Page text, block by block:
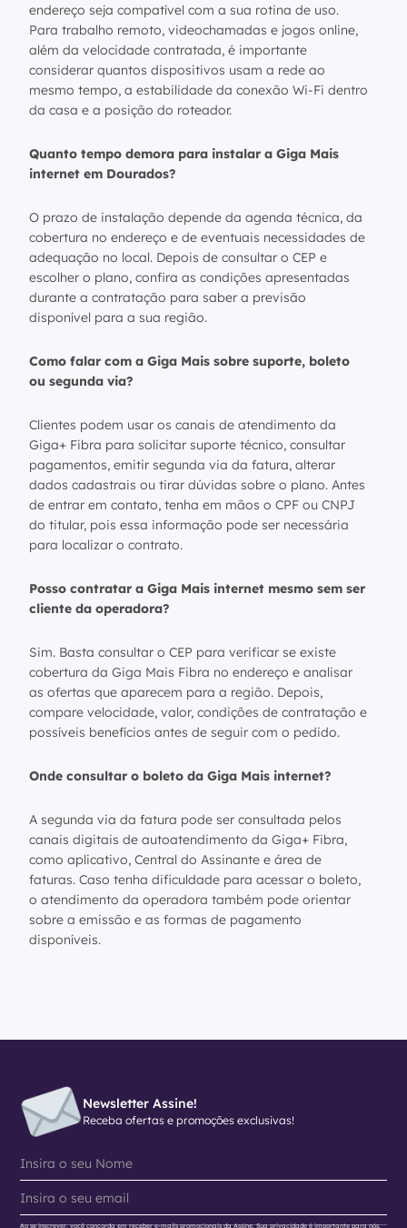
endereço seja compatível com a sua rotina de uso.
Para trabalho remoto, videochamadas e jogos online,
além da velocidade contratada, é importante
considerar quantos dispositivos usam a rede ao
mesmo tempo, a estabilidade da conexão Wi-Fi dentro
da casa e a posição do roteador.
Quanto tempo demora para instalar a Giga Mais
internet em Dourados?
O prazo de instalação depende da agenda técnica, da
cobertura no endereço e de eventuais necessidades de
adequação no local. Depois de consultar o CEP e
escolher o plano, confira as condições apresentadas
durante a contratação para saber a previsão
disponível para a sua região.
Como falar com a Giga Mais sobre suporte, boleto
ou segunda via?
Clientes podem usar os canais de atendimento da
Giga+ Fibra para solicitar suporte técnico, consultar
pagamentos, emitir segunda via da fatura, alterar
dados cadastrais ou tirar dúvidas sobre o plano. Antes
de entrar em contato, tenha em mãos o CPF ou CNPJ
do titular, pois essa informação pode ser necessária
para localizar o contrato.
Posso contratar a Giga Mais internet mesmo sem ser
cliente da operadora?
Sim. Basta consultar o CEP para verificar se existe
cobertura da Giga Mais Fibra no endereço e analisar
as ofertas que aparecem para a região. Depois,
compare velocidade, valor, condições de contratação e
possíveis benefícios antes de seguir com o pedido.
Onde consultar o boleto da Giga Mais internet?
A segunda via da fatura pode ser consultada pelos
canais digitais de autoatendimento da Giga+ Fibra,
como aplicativo, Central do Assinante e área de
faturas. Caso tenha dificuldade para acessar o boleto,
o atendimento da operadora também pode orientar
sobre a emissão e as formas de pagamento
disponíveis.
Newsletter Assine!
Receba ofertas e promoções exclusivas!
Ao se inscrever, você concorda em receber e-mails promocionais da Assine. Sua privacidade é importante para nós.